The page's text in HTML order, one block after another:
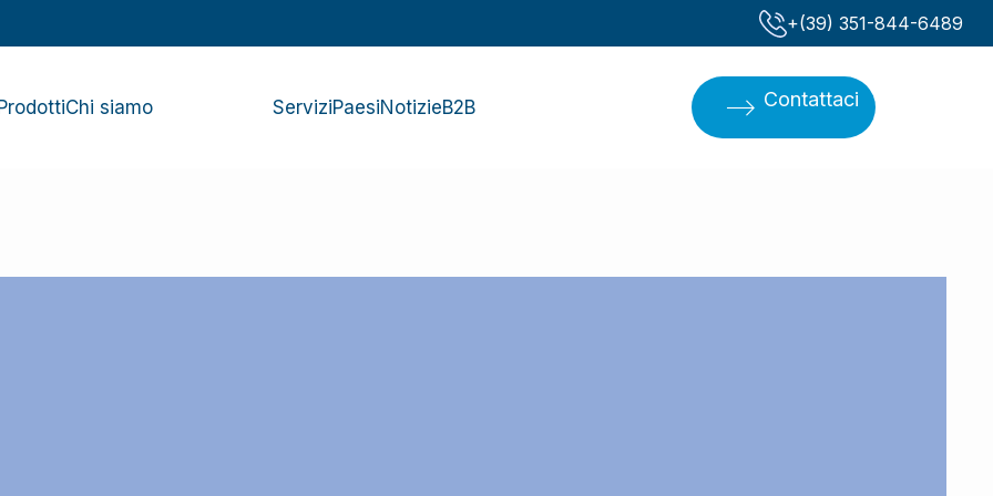
‪+(39) 351-844-6489‬
Chi siamo ServiziPaesiNotizieB2B Contattaci